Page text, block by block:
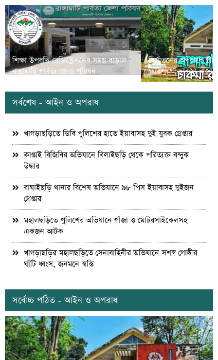
শিক্ষা উপবৃত্তি রেজিস্ট্রেশনের সময় বাড়াল
রাঙামাটি পার্বত্য জেলা পরিষদ
নির্যাতনের অপরাধে
ক্ষতিপুরণ; চাকমা
সর্বশেষ - আইন ও অপরাধ
খাগড়াছড়িতে ডিবি পুলিশের হাতে ইয়াবাসহ দুই যুবক গ্রেপ্তার
কাপ্তাই বিজিবির অভিযানে বিলাইছড়ি থেকে পরিত্যক্ত বন্দুক
উদ্ধার
বাঘাইছড়ি থানার বিশেষ অভিযানে ৯৮ পিস ইয়াবাসহ দুইজন
গ্রেপ্তার
মহালছড়িতে পুলিশের অভিযানে গাঁজা ও মোটরসাইকেলসহ
একজন আটক
খাগড়াছড়ির মহালছড়িতে সেনাবাহিনীর অভিযানে সশস্ত্র গোষ্ঠীর
ঘাঁটি ধ্বংস, জনমনে স্বস্তি
সর্বোচ্চ পঠিত - আইন ও অপরাধ